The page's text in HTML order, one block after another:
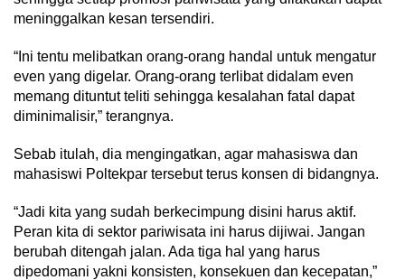
meninggalkan kesan tersendiri.
“Ini tentu melibatkan orang-orang handal untuk mengatur
even yang digelar. Orang-orang terlibat didalam even
memang dituntut teliti sehingga kesalahan fatal dapat
diminimalisir,” terangnya.
Sebab itulah, dia mengingatkan, agar mahasiswa dan
mahasiswi Poltekpar tersebut terus konsen di bidangnya.
“Jadi kita yang sudah berkecimpung disini harus aktif.
Peran kita di sektor pariwisata ini harus dijiwai. Jangan
berubah ditengah jalan. Ada tiga hal yang harus
dipedomani yakni konsisten, konsekuen dan kecepatan,”